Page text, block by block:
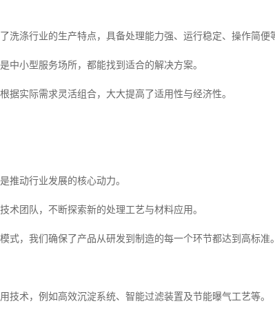
洗涤行业的生产特点，具备处理能力强、运行稳定、操作简便
中小型服务场所，都能找到适合的解决方案。
据实际需求灵活组合，大大提高了适用性与经济性。
推动行业发展的核心动力。
术团队，不断探索新的处理工艺与材料应用。
式，我们确保了产品从研发到制造的每一个环节都达到高标准
技术，例如高效沉淀系统、智能过滤装置及节能曝气工艺等。